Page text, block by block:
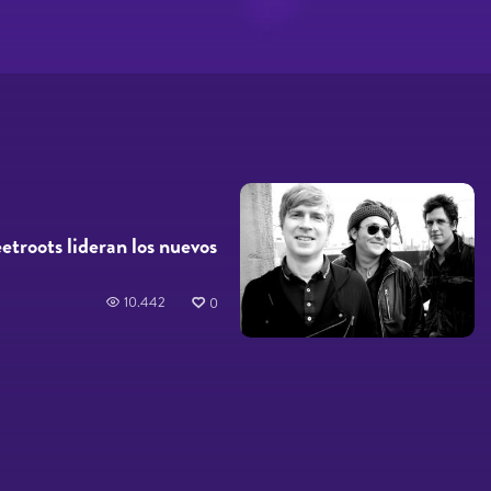
lideran los nuevos
10.442 0